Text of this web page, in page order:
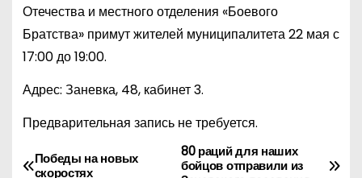
Отечества и местного отделения «Боевого
Братства» примут жителей муниципалитета 22 мая с
17:00 до 19:00.
Адрес: Заневка, 48, кабинет 3.
Предварительная запись не требуется.
Н
80 раций для наших
бойцов отправили из
Победы на новых
скоростях